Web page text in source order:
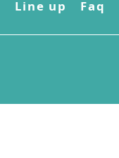
Line up Faq